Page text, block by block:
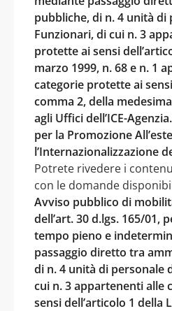
pubbliche, di n. 4 unità di
Funzionari, di cui n. 3
protette ai sensi
marzo 1999, n. 68 e n. 1
categorie protette ai
comma 2, della
agli Uffici dell’ICE-
per la Promozione
l’Internazionalizzazione
Potrete rivedere i
con le domande
Avviso pubblico di
dell’art. 30 d.lgs. 165/01,
tempo pieno e
passaggio diretto tra
di n. 4 unità di personale
cui n. 3 appartenenti alle
sensi dell’articolo 1 della